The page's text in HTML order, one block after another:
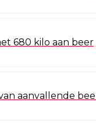
680 kilo aan beer
aanvallende